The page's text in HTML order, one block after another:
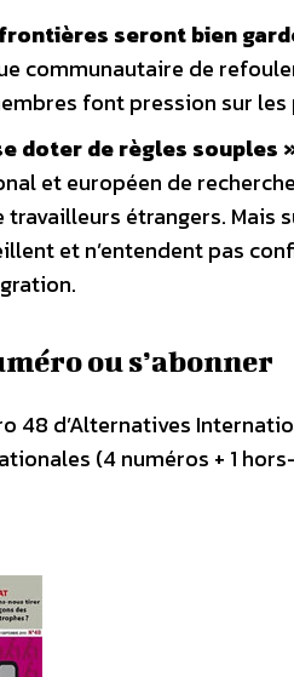
seront bien
communautaire de
font pression sur les
doter de règles souples
et européen de
travailleurs étrangers.
et n’entendent pas
ou s’abonner
48 d’Alternatives
(4 numéros + 1